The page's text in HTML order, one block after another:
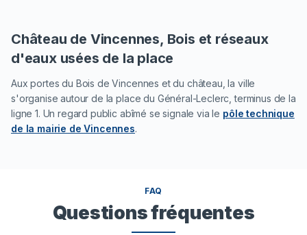
Château de Vincennes, Bois et réseaux
d'eaux usées de la place
Aux portes du Bois de Vincennes et du château, la ville
s'organise autour de la place du Général-Leclerc, terminus de la
ligne 1. Un regard public abîmé se signale via le pôle technique
de la mairie de Vincennes.
FAQ
Questions fréquentes